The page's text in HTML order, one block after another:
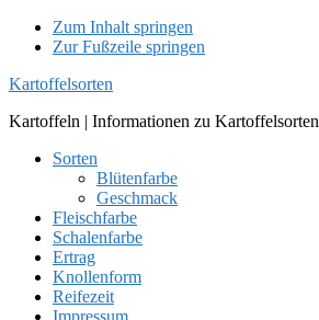
Zum Inhalt springen
Zur Fußzeile springen
Kartoffelsorten
Kartoffeln | Informationen zu Kartoffelsorten
Sorten
Blütenfarbe
Geschmack
Fleischfarbe
Schalenfarbe
Ertrag
Knollenform
Reifezeit
Impressum